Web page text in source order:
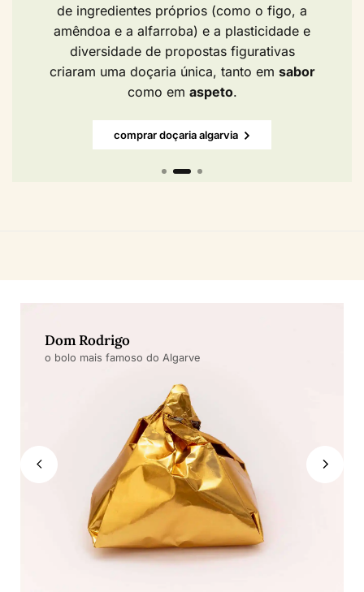
de ingredientes próprios (como o figo, a
amêndoa e a alfarroba) e a plasticidade e
diversidade de propostas figurativas
criaram uma doçaria única, tanto em sabor
como em aspeto.
comprar doçaria algarvia
Dom Rodrigo
o bolo mais famoso do Algarve